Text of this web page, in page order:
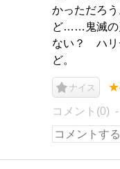
かっただろ
ど……鬼滅の
ない？ ハリ
ど。
ナイス
コメント(0)